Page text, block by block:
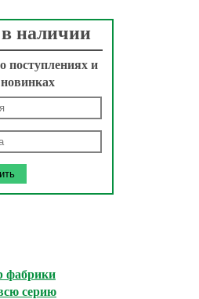
наличии
поступлениях и
новинках
фабрики
серию